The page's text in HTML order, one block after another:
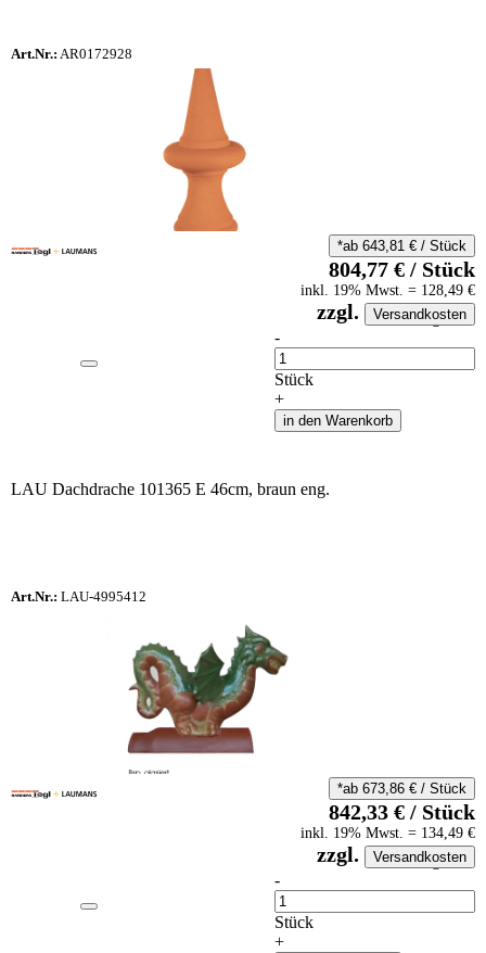
Art.Nr.: AR0172928
auf Anfrageliste
-
Anzahl
Stück
+
in den Warenkorb
*ab 643,81 €/ Stück
804,77 €/ Stück
inkl. 19% Mwst. = 128,49 €
zzgl. Versandkosten
LAU Dachdrache 101365 E 46cm, braun eng.
Art.Nr.: LAU-4995412
auf Anfrageliste
-
Anzahl
Stück
+
*ab 673,86 €/ Stück
842,33 €/ Stück
inkl. 19% Mwst. = 134,49 €
zzgl. Versandkosten